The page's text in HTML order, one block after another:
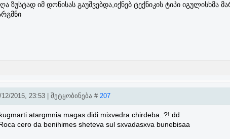
ზუსტად იმ დონისას გაუშვებდა,იქნებ ტექნიკის ტიპი იგულისხმა
2015, 23:53 | შეტყობინება # 207
atargmnia magas didi mixvedra chirdeba..?!:dd
cero da benihimes sheteva sul sxvadasxva bunebisaa